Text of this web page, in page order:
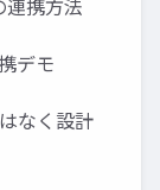
携方法
デモ
なく設計